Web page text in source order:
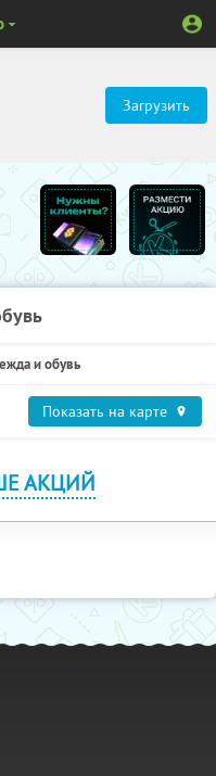
Загрузить
и обувь
Показать на карте
АКЦИЙ